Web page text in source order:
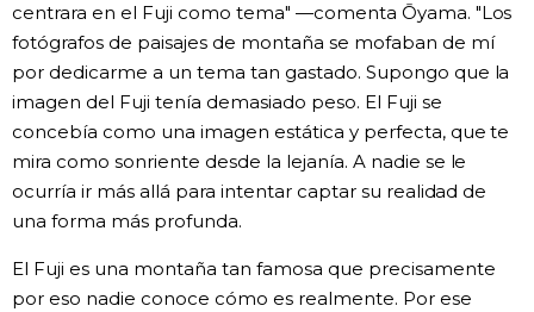
centrara en el Fuji como tema" —comenta Ōyama. "Los
fotógrafos de paisajes de montaña se mofaban de mí
por dedicarme a un tema tan gastado. Supongo que la
imagen del Fuji tenía demasiado peso. El Fuji se
concebía como una imagen estática y perfecta, que te
mira como sonriente desde la lejanía. A nadie se le
ocurría ir más allá para intentar captar su realidad de
una forma más profunda.
El Fuji es una montaña tan famosa que precisamente
por eso nadie conoce cómo es realmente. Por ese